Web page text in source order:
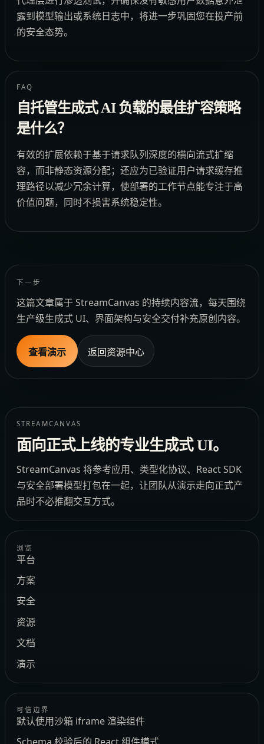
露到模型输出或系统日志中，将进一步巩固您在投产前
的安全态势。
FAQ
自托管生成式 AI 负载的最佳扩容策略
是什么？
有效的扩展依赖于基于请求队列深度的横向流式扩缩
容，而非静态资源分配；还应为已验证用户请求缓存推
理路径以减少冗余计算，使部署的工作节点能专注于高
价值问题，同时不损害系统稳定性。
下一步
这篇文章属于 StreamCanvas 的持续内容流，每天围绕
生产级生成式 UI、界面架构与安全交付补充原创内容。
查看演示 返回资源中心
STREAMCANVAS
面向正式上线的专业生成式 UI。
StreamCanvas 将参考应用、类型化协议、React SDK
与安全部署模型打包在一起，让团队从演示走向正式产
品时不必推翻交互方式。
浏览
平台
方案
安全
资源
文档
演示
可信边界
默认使用沙箱 iframe 渲染组件